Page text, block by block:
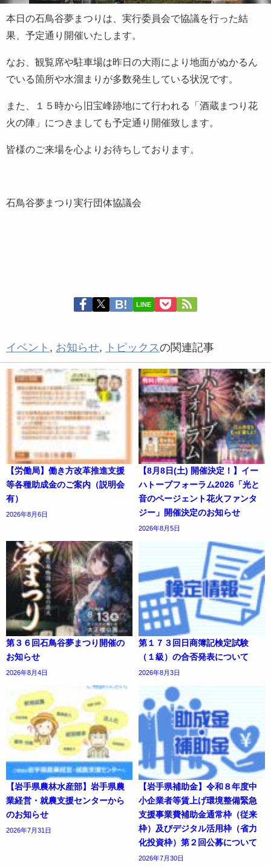
本日の石鳥谷夢まつりは、実行委員会で協議を行った結
果、予定通り開催いたします。
なお、観覧席や駐車場は昨日の大雨により地面がぬかるん
でいる箇所や水溜まりが多数発生している状況です。
また、１５時から旧宝峰跡地にて行われる「酒蔵まつり花
火の陣」につきましても予定通り開催致します。
皆様のご来場を心よりお待ちしております。
石鳥谷夢まつり実行団体協議会
LINE
イベント , お知らせ, トピックスの関連記事
【労働局】働き方改革推進支援
等各種助成金のご案内（説明会
有）
2026年8月6日
【8月8日(土) 開催決定！】イー
ハトーブフォーラム2026「光と
音のページェント花火ファンタ
ジー」開催決定のお知らせ
2026年8月5日
第３６回石鳥谷夢まつり開催の
お知らせ
2026年8月4日
第１７３回日商簿記検定試験
（１級）の合否発表について
2026年8月3日
【岩手県農林水産部】岩手県農
業経営・就農支援センターから
のお知らせ
2026年7月31日
【岩手県補助金】令和８年度中
小企業者等賃上げ環境整備緊急
支援事業費補助金通常枠（従来
枠）及びデジタル活用枠（省力
化投資枠）第２回公募について
2026年7月30日